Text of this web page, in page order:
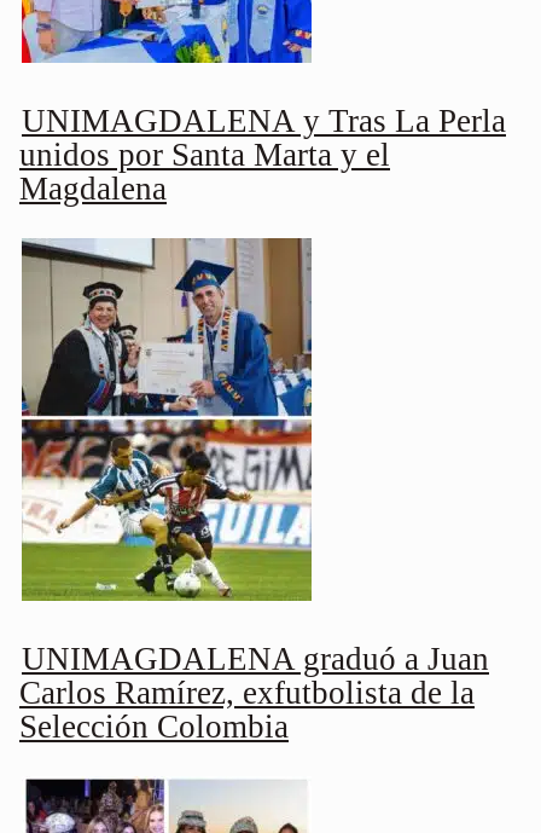
UNIMAGDALENA y Tras La Perla
unidos por Santa Marta y el
Magdalena
UNIMAGDALENA graduó a Juan
Carlos Ramírez, exfutbolista de la
Selección Colombia